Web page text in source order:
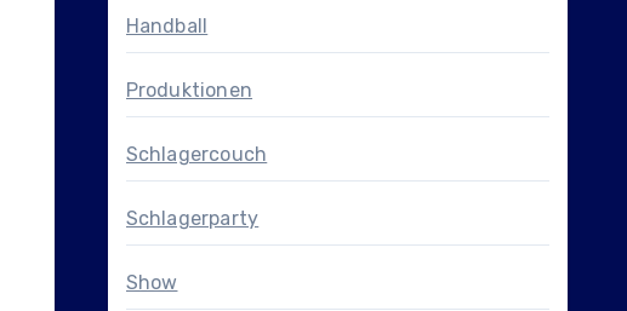
Handball
Produktionen
Schlagercouch
Schlagerparty
Show